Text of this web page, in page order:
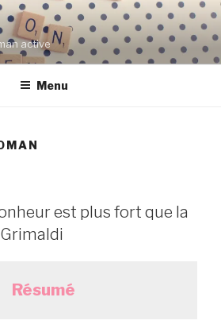
active
Menu
est plus fort que la
Résumé